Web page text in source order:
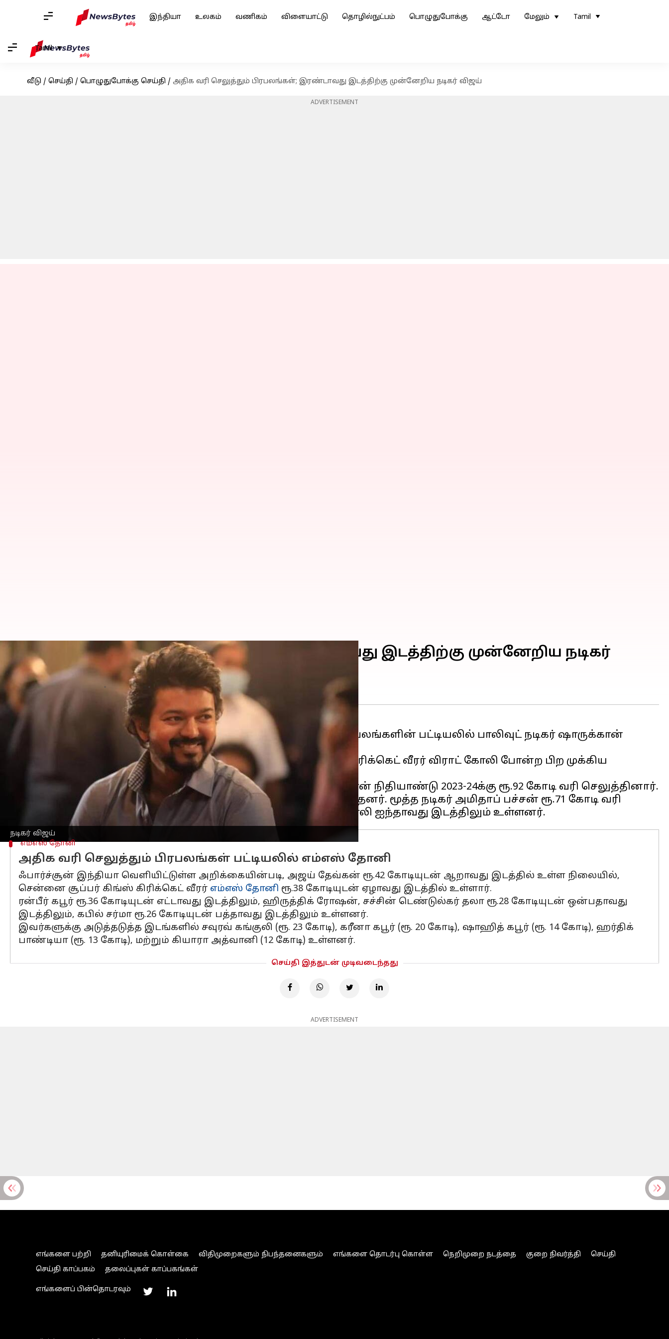
இந்தியா உலகம் வணிகம் விளையாட்டு தொழில்நுட்பம் பொழுதுபோக்கு ஆட்டோ மேலும் Tamil
Tamil
வீடு / செய்தி / பொழுதுபோக்கு செய்தி / அதிக வரி செலுத்தும் பிரபலங்கள்; இரண்டாவது இடத்திற்கு முன்னேறிய நடிகர் விஜய்
ADVERTISEMENT
நடிகர் விஜய்
அதிக வரி செலுத்தும் பிரபலங்கள்; இரண்டாவது இடத்திற்கு முன்னேறிய நடிகர்
விஜய்
எழுதியவர் Sep 05, 2024 02:41 pm
2024ஆம் நிதியாண்டில் இந்தியாவில்வருமான வரி செலுத்தும் பிரபலங்களின் பட்டியலில் பாலிவுட் நடிகர் ஷாருக்கான்
இந்த பட்டியலில் சல்மான் கான், அமிதாப் பச்சன் மற்றும் இந்திய கிரிக்கெட் வீரர் விராட் கோலி போன்ற பிற முக்கிய
நபர்களை விஞ்சி,நடிகர் விஜய்
இரண்டாவது இடத்தில் உள்ளார்.
ஃபார்ச்சூன் இந்தியா வெளியிட்டுள்ள அறிக்கையின்படி, ஷாருக்கான் நிதியாண்டு 2023-24க்கு ரூ.92 கோடி வரி செலுத்தினார்.
நடிகர் விஜய் ரூ.80 கோடியும், சல்மான் கான் ரூ.75 கோடியும் கொடுத்தனர். மூத்த நடிகர் அமிதாப் பச்சன் ரூ.71 கோடி வரி
எம்எஸ் தோனி
அதிக வரி செலுத்தும் பிரபலங்கள் பட்டியலில் எம்எஸ் தோனி
ஃபார்ச்சூன் இந்தியா வெளியிட்டுள்ள அறிக்கையின்படி, அஜய் தேவ்கன் ரூ.42 கோடியுடன் ஆறாவது இடத்தில் உள்ள நிலையில்,
சென்னை சூப்பர் கிங்ஸ் கிரிக்கெட் வீரர் எம்எஸ் தோனி ரூ.38 கோடியுடன் ஏழாவது இடத்தில் உள்ளார்.
ரன்பீர் கபூர் ரூ.36 கோடியுடன் எட்டாவது இடத்திலும், ஹிருத்திக் ரோஷன், சச்சின் டெண்டுல்கர் தலா ரூ.28 கோடியுடன் ஒன்பதாவது
இடத்திலும், கபில் சர்மா ரூ.26 கோடியுடன் பத்தாவது இடத்திலும் உள்ளனர்.
இவர்களுக்கு அடுத்தடுத்த இடங்களில் சவுரவ் கங்குலி (ரூ. 23 கோடி), கரீனா கபூர் (ரூ. 20 கோடி), ஷாஹித் கபூர் (ரூ. 14 கோடி), ஹர்திக்
பாண்டியா (ரூ. 13 கோடி), மற்றும் கியாரா அத்வானி (12 கோடி) உள்ளனர்.
செய்தி இத்துடன் முடிவடைந்தது
ADVERTISEMENT
எங்களை பற்றி தனியுரிமைக் கொள்கை விதிமுறைகளும் நிபந்தனைகளும் எங்களை தொடர்பு கொள்ள நெறிமுறை நடத்தை குறை நிவர்த்தி
செய்தி
செய்தி காப்பகம்
தலைப்புகள் காப்பகங்கள்
எங்களைப் பின்தொடரவும்